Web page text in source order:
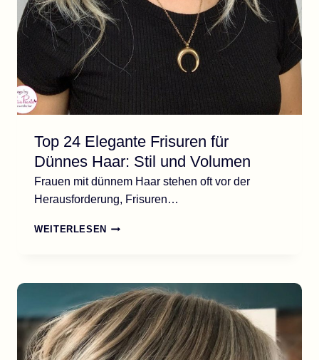
Top 24 Elegante Frisuren für
Dünnes Haar: Stil und Volumen
Frauen mit dünnem Haar stehen oft vor der
Herausforderung, Frisuren…
WEITERLESEN TOP
FÜR
DÜNNES
HAAR:
STIL
UND
VOLUMEN